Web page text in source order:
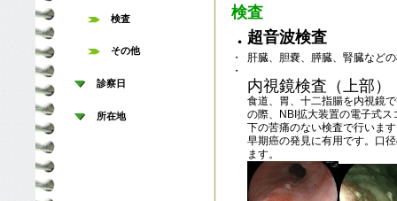
検査
その他
診察日
所在地
検査
・ 超音波検査
・
肝臓、胆嚢、膵臓、腎臓など
・
内視鏡検査（上部）
食道、胃、十二指腸を内視鏡
の際、NBI拡大装置の電子式ス
下の苦痛のない検査で行いま
早期癌の発見に有用です。口
ます。